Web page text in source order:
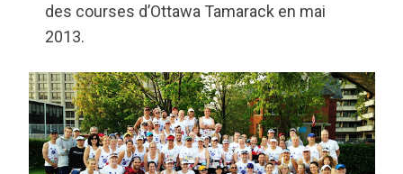
des courses d’Ottawa Tamarack en mai
2013.